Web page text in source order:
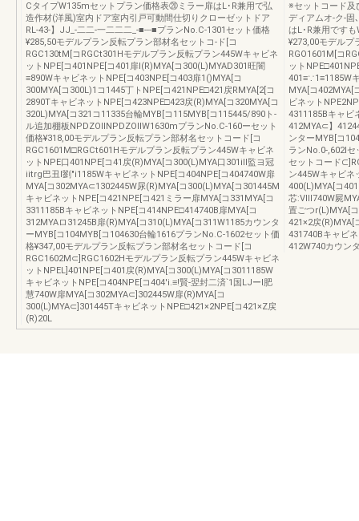
CタイプW135mセットプラン価格表⑳ミラー扉はL･R兼用で弘
造作材(洋風)室内ドア室内引戸可動間仕切りクローゼットドア
RL-43-】JJ_-二二-一二二二_-■---■プランNo.C-1301セット価格
¥285,50モデルプラン反転プラン部材名セットコ-ド[コ
RGC130tM[コRGCt301Hモデルプラン反転プラン445Wキャビネ
ットNPE[コ401NPE[コ401扉l(R)MYA[コ300(L)MYAD301旺闇
≡890WキャビネットNPE[コ403NPE[コ403扉1()MYA[コ
300MYA[コ300L)1コ1445丁トNPE[コ421NPE□421戻RMYA[2[コ
2890TキャビネットNPE[コ423NPE□423戻(R)MYA[コ320MYA[コ
320L)MYA[コ321コ11335台輪MYB[コ115MYB[コ115445/890ト-
ル追加棚板NPDZOllNPDZOllW1630mプランNo.C-160ーセット
価格¥318,00モデルプラン反転プラン部材名セットコード[コ
RGC1601M□RGCt601Hモデルプラン反転プラン445Wキャビネ
ットNPE口401NPE[コ41戻(R)MYA[コ300(L)MYA口301iⅠl監ヨ冠
iitrg巴丑l劉"i1185WキャビネットNPE[コ404NPE[コ404740W扉
MYA[コ302MYA⊂1302445W尿(R)MYA[コ300(L)MYA[コ301445M
キャビネットNPE[コ421NPE[コ421ミラー扉MYA[コ331MYA[コ
3311185BキャビネットNPE[コ414NPE□414740B扉MYA[コ
312MYAロ31245B扉(R)MYA[コ310(L)MYA[コ311W1185カウンタ
ーMYB[コ104MYB[コ104630台輪1616プランNo.C-1602セット価
格¥347,00モデルプラン反転プラン部材名セットコード[コ
RGC1602M⊂]RGC1602Hモデルプラン反転プラン445Wキャビネ
ットNPEL]401NPE[コ401戻(R)MYA[コ300(L)MYA[コ3011185W
キャビネットNPE[コ404NPE[コ404'i.≡!賢-翌封二済`1国LJーl肥
慧740W扉MYA[コ302MYA⊂]302445W扉(R)MYA[コ
300(L)MYA⊂]301445TキャビネットNPE□421×2NPE[コ421×Z戻
(R)20L
※セットコード及
ディアムオ-ク-
はL･R兼用です
¥273,00モデルプ
RGO1601M[コ
ット
401≡∵1≡1185W
MYA[コ402MYA[
ビネット
4311185Bキャビ
412MYA⊂】
ンターMYB[コ
ランNo.0-,602I
セットコード
ン445Wキャビネ
400(L)MYA[コ
芯:Ⅷ740W屍
置ごつr(L)MYA[
421×2戻(R)MYA[
431740Bキャビ
412W740カウン